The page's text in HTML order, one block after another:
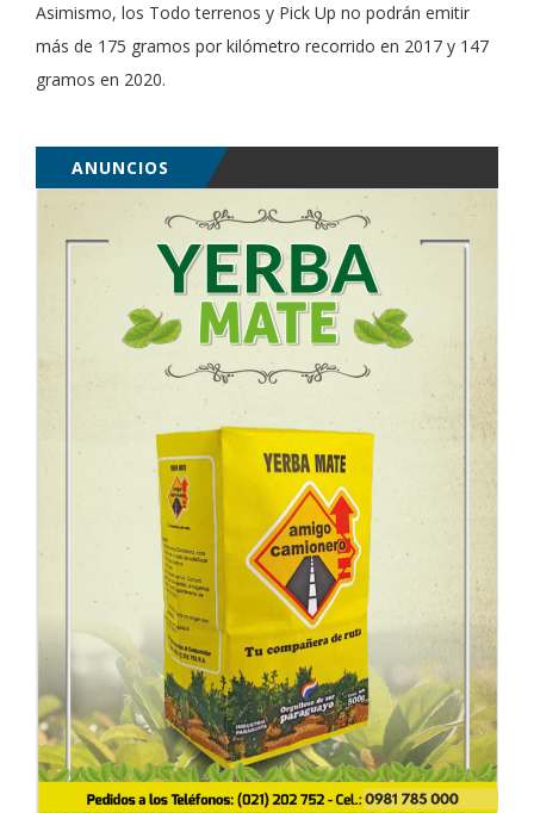
Asimismo, los Todo terrenos y Pick Up no podrán emitir
más de 175 gramos por kilómetro recorrido en 2017 y 147
gramos en 2020.
ANUNCIOS